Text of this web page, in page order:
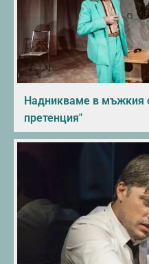
Надникваме в мъжкия
претенция"